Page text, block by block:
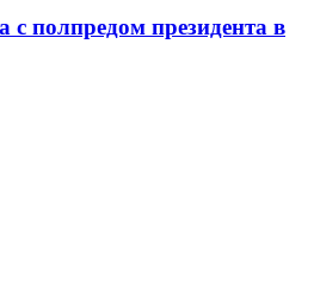
полпредом президента в